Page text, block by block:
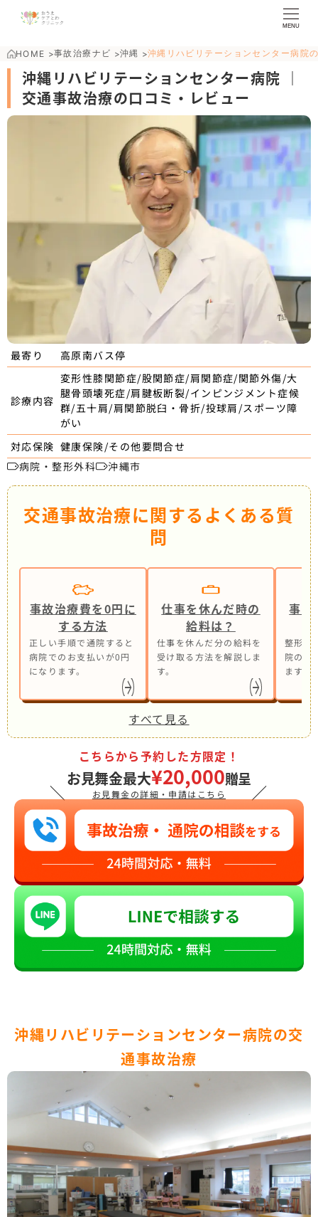
MENU
HOME >事故治療ナビ >沖縄 >沖縄リハビリテーションセンター病院
沖縄リハビリテーションセンター病院 ｜
交通事故治療の口コミ・レビュー
最寄り 高原南バス停
診療内容
変形性膝関節症/股関節症/肩関節症/関節外傷/大
腿骨頭壊死症/肩腱板断裂/インピンジメント症候
群/五十肩/肩関節脱臼・骨折/投球肩/スポーツ障
がい
対応保険 健康保険/その他要問合せ
病院・整形外科
沖縄市
交通事故治療に関するよくある質
問
事故治療費を0円に
する方法
正しい手順で通院すると
病院でのお支払いが0円
になります。
仕事を休んだ時の
給料は？
仕事を休んだ分の給料を
受け取る方法を解説しま
す。
事故
整形外
院の併
ます。
すべて見る
＼
こちらから予約した方限定！
お見舞金最大¥20,000贈呈
お見舞金の詳細・申請はこちら ／
沖縄リハビリテーションセンター病院の交
通事故治療